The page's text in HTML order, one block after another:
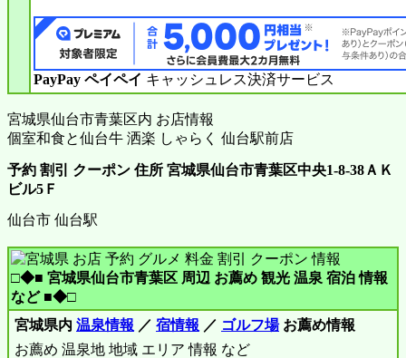
PayPay ペイペイ キャッシュレス決済サービス
宮城県仙台市青葉区内 お店情報
個室和食と仙台牛 洒楽 しゃらく 仙台駅前店
予約 割引 クーポン 住所 宮城県仙台市青葉区中央1-8-38ＡＫ
ビル5Ｆ
仙台市 仙台駅
□◆■ 宮城県仙台市青葉区 周辺 お薦め 観光 温泉 宿泊 情報
など ■◆□
宮城県内 温泉情報 ／ 宿情報 ／ ゴルフ場お薦め情報
お薦め 温泉地 地域 エリア 情報 など